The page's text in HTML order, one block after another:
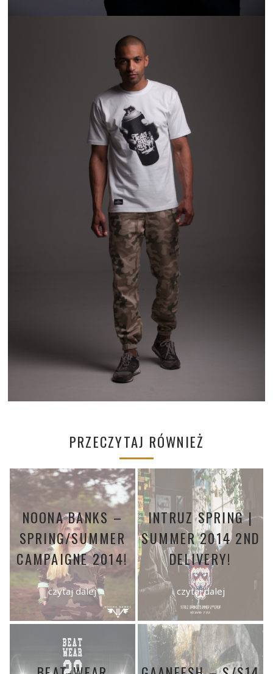
PRZECZYTAJ RÓWNIEŻ
NOONA BANKS –
SPRING/SUMMER
CAMPAIGNE 2014!
czytaj dalej
INTRUZ SPRING |
SUMMER 2014 2ND
DELIVERY!
czytaj dalej